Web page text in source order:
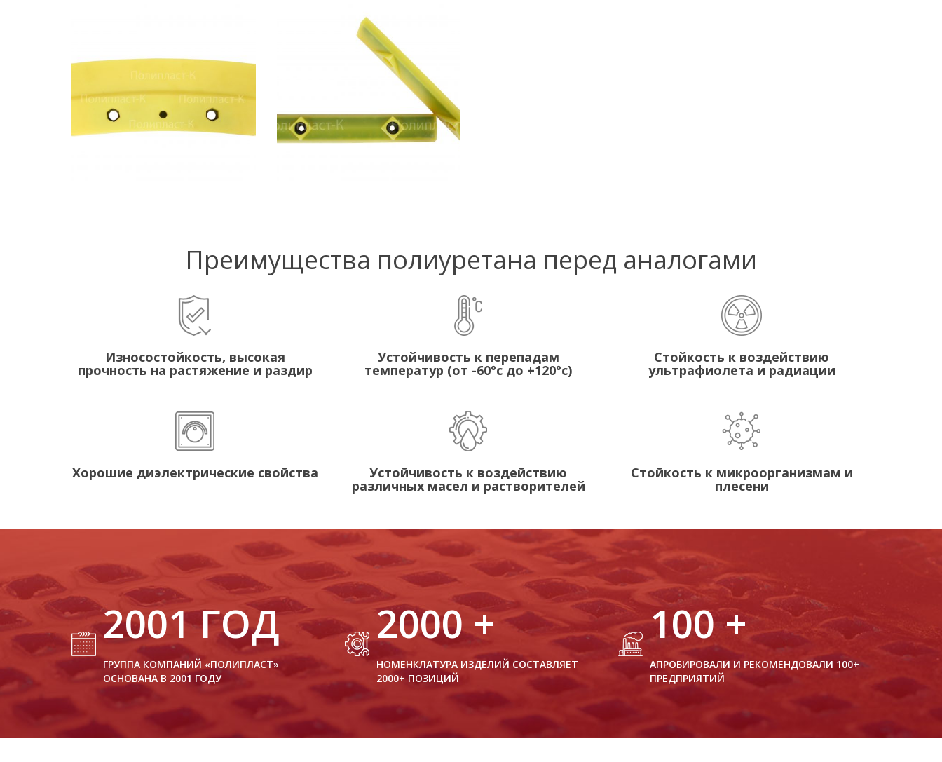
Преимущества полиуретана перед аналогами
Износостойкость, высокая
прочность на растяжение и раздир
Устойчивость к перепадам
температур (от -60°с до +120°с)
Стойкость к воздействию
ультрафиолета и радиации
Хорошие диэлектрические свойства Устойчивость к воздействию
различных масел и растворителей
Стойкость к микроорганизмам и
плесени
2001ГОД
ГРУППА КОМПАНИЙ «ПОЛИПЛАСТ»
ОСНОВАНА В 2001 ГОДУ
2000+
НОМЕНКЛАТУРА ИЗДЕЛИЙ СОСТАВЛЯЕТ
2000+ ПОЗИЦИЙ
100+
АПРОБИРОВАЛИ И РЕКОМЕНДОВАЛИ 100+
ПРЕДПРИЯТИЙ